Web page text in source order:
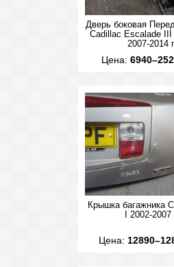
Дверь боковая
Cadillac Escalade III
2007-2014
Цена:
Крышка багажника
I 2002-2007
Цена: